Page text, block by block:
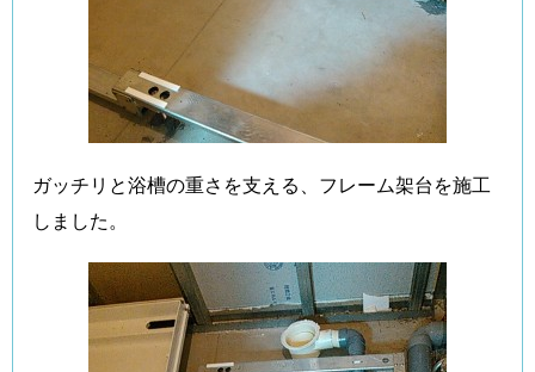
ガッチリと浴槽の重さを支える、フレーム架台を施工
しました。